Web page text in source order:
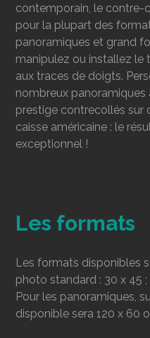
contemporain, le contre-
pour la plupart des
panoramiques et grand
manipulez ou installez le
aux traces de doigts.
nombreux panoramiques
prestige contrecollés sur
caisse américaine : le
exceptionnel !
Les formats
Les formats disponibles
photo standard : 30 x 45
Pour les panoramiques,
disponible sera 120 x 60